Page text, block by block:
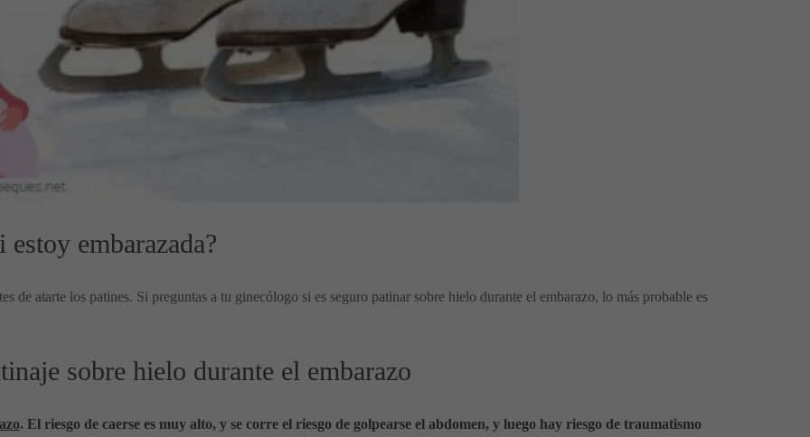
embarazada?
de atarte los patines. Si preguntas a tu ginecólogo si es seguro patinar sobre hielo durante el embarazo, lo más probable es
sobre hielo durante el embarazo
. El riesgo de caerse es muy alto, y se corre el riesgo de golpearse el abdomen, y luego hay riesgo de traumatismo